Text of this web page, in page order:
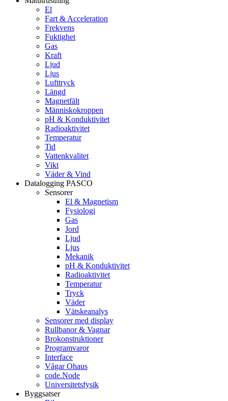
El
Fart & Acceleration
Frekvens
Fuktighet
Gas
Kraft
Ljud
Ljus
Lufttryck
Längd
Magnetfält
Människokroppen
pH & Konduktivitet
Radioaktivitet
Temperatur
Tid
Vattenkvalitet
Vikt
Väder & Vind
Datalogging PASCO
Sensorer
El & Magnetism
Fysiologi
Gas
Jord
Ljud
Ljus
Mekanik
pH & Konduktivitet
Radioaktivitet
Temperatur
Tryck
Väder
Vätskeanalys
Sensorer med display
Rullbanor & Vagnar
Brokonstruktioner
Programvaror
Interface
Vågar Ohaus
code.Node
Universitetsfysik
Byggsatser